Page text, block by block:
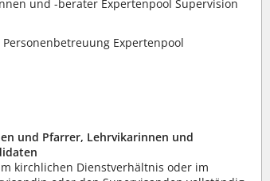
und -berater Expertenpool Supervision
Expertenpool
und Pfarrer, Lehrvikarinnen und
kirchlichen Dienstverhältnis oder im